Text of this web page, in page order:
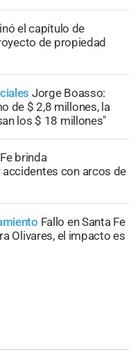
el capítulo de
de propiedad
Jorge Boasso:
de $ 2,8 millones, la
los $ 18 millones"
brinda
con arcos de
Fallo en Santa Fe
Olivares, el impacto es